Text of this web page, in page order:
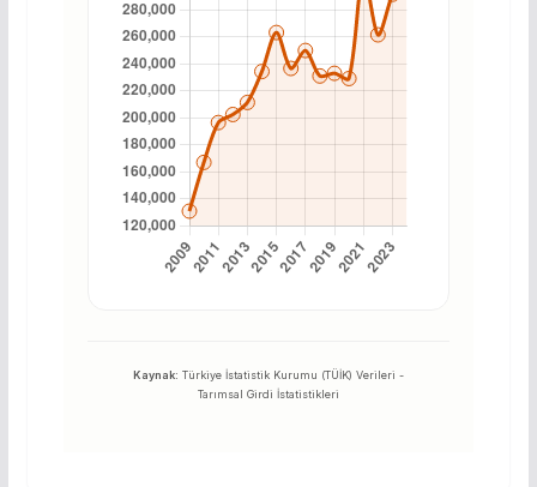
Kaynak: Türkiye İstatistik Kurumu (TÜİK) Verileri -
Tarımsal Girdi İstatistikleri